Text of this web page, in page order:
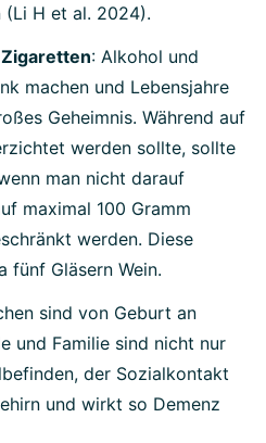
(Li H et al. 2024).
: Alkohol und
machen und Lebensjahre
Geheimnis. Während auf
werden sollte, sollte
man nicht darauf
maximal 100 Gramm
werden. Diese
fünf Gläsern Wein.
sind von Geburt an
und Familie sind nicht nur
der Sozialkontakt
und wirkt so Demenz